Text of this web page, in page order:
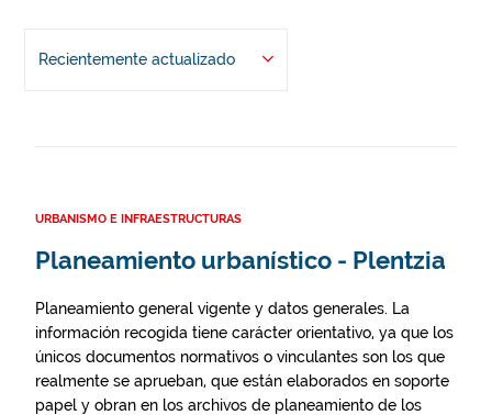
Recientemente actualizado
URBANISMO E INFRAESTRUCTURAS
Planeamiento urbanístico - Plentzia
Planeamiento general vigente y datos generales. La
información recogida tiene carácter orientativo, ya que los
únicos documentos normativos o vinculantes son los que
realmente se aprueban, que están elaborados en soporte
papel y obran en los archivos de planeamiento de los